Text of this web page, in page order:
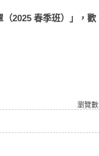
2025 春季班）」，歡
瀏覽數